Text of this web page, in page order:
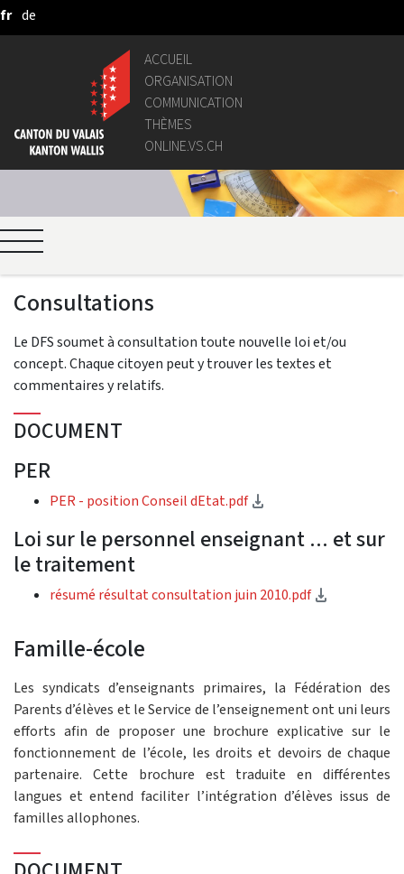
Saut au contenu principal
fr de
ACCUEIL
ORGANISATION
COMMUNICATION
THÈMES
ONLINE.VS.CH
Consultations
Le DFS soumet à consultation toute nouvelle loi et/ou
concept. Chaque citoyen peut y trouver les textes et
commentaires y relatifs.
DOCUMENT
PER
PER - position Conseil dEtat.pdf
Loi sur le personnel enseignant ... et sur
le traitement
résumé résultat consultation juin 2010.pdf
Famille-école
Les syndicats d’enseignants primaires, la Fédération des
Parents d’élèves et le Service de l’enseignement ont uni leurs
efforts afin de proposer une brochure explicative sur le
fonctionnement de l’école, les droits et devoirs de chaque
partenaire. Cette brochure est traduite en différentes
langues et entend faciliter l’intégration d’élèves issus de
familles allophones.